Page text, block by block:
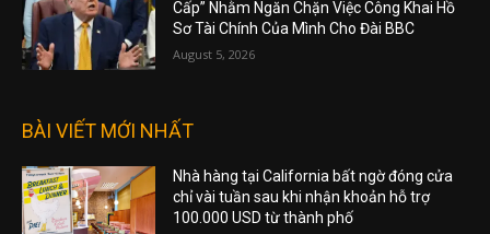
Cấp” Nhằm Ngăn Chặn Việc Công Khai Hồ
Sơ Tài Chính Của Mình Cho Đài BBC
August 5, 2026
BÀI VIẾT MỚI NHẤT
Nhà hàng tại California bất ngờ đóng cửa
chỉ vài tuần sau khi nhận khoản hỗ trợ
100.000 USD từ thành phố